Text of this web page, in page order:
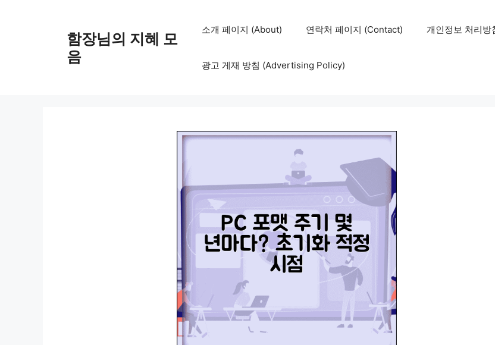
함장님의 지혜 모
음
소개 페이지 (About) 연락처 페이지 (Contact) 개인정보 처리
광고 게재 방침 (Advertising Policy)